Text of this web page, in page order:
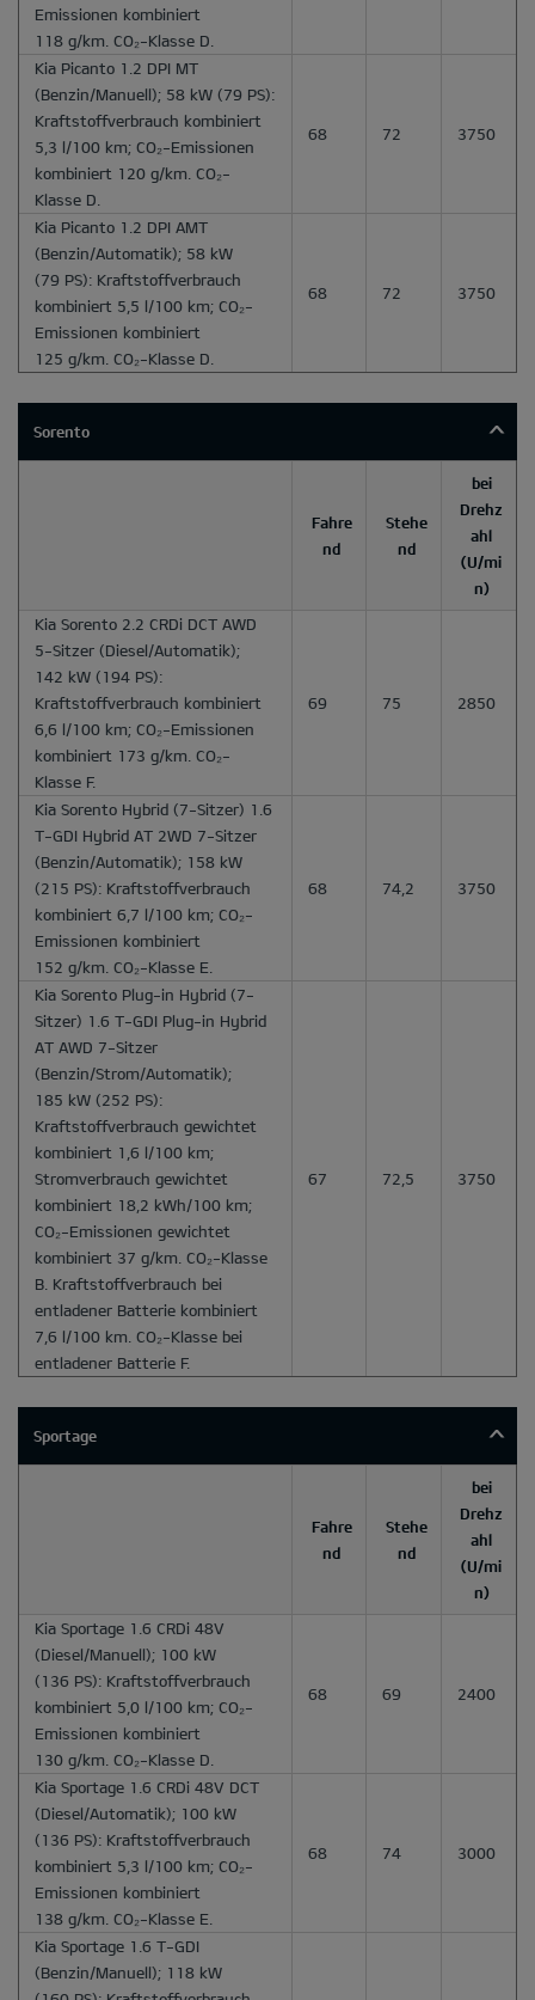
Emissionen kombiniert
118 g/km. CO₂-Klasse D.
Kia Picanto 1.2 DPI MT
(Benzin/Manuell); 58 kW (79 PS):
Kraftstoffverbrauch kombiniert
5,3 l/100 km; CO₂-Emissionen
kombiniert 120 g/km. CO₂-
Klasse D.
68 72 3750
Kia Picanto 1.2 DPI AMT
(Benzin/Automatik); 58 kW
(79 PS): Kraftstoffverbrauch
kombiniert 5,5 l/100 km; CO₂-
Emissionen kombiniert
125 g/km. CO₂-Klasse D.
68 72 3750
Sorento
Fahre
nd
Stehe
nd
bei
Drehz
ahl
(U/mi
n)
Kia Sorento 2.2 CRDi DCT AWD
5-Sitzer (Diesel/Automatik);
142 kW (194 PS):
Kraftstoffverbrauch kombiniert
6,6 l/100 km; CO₂-Emissionen
kombiniert 173 g/km. CO₂-
Klasse F.
69 75 2850
Kia Sorento Hybrid (7-Sitzer) 1.6
T-GDI Hybrid AT 2WD 7-Sitzer
(Benzin/Automatik); 158 kW
(215 PS): Kraftstoffverbrauch
kombiniert 6,7 l/100 km; CO₂-
Emissionen kombiniert
152 g/km. CO₂-Klasse E.
68 74,2 3750
Kia Sorento Plug-in Hybrid (7-
Sitzer) 1.6 T-GDI Plug-in Hybrid
AT AWD 7-Sitzer
(Benzin/Strom/Automatik);
185 kW (252 PS):
Kraftstoffverbrauch gewichtet
kombiniert 1,6 l/100 km;
Stromverbrauch gewichtet
kombiniert 18,2 kWh/100 km;
CO₂-Emissionen gewichtet
kombiniert 37 g/km. CO₂-Klasse
B. Kraftstoffverbrauch bei
entladener Batterie kombiniert
7,6 l/100 km. CO₂-Klasse bei
entladener Batterie F.
67 72,5 3750
Sportage
Fahre
nd
Stehe
nd
bei
Drehz
ahl
(U/mi
n)
Kia Sportage 1.6 CRDi 48V
(Diesel/Manuell); 100 kW
(136 PS): Kraftstoffverbrauch
kombiniert 5,0 l/100 km; CO₂-
Emissionen kombiniert
130 g/km. CO₂-Klasse D.
68 69 2400
Kia Sportage 1.6 CRDi 48V DCT
(Diesel/Automatik); 100 kW
(136 PS): Kraftstoffverbrauch
kombiniert 5,3 l/100 km; CO₂-
Emissionen kombiniert
138 g/km. CO₂-Klasse E.
68 74 3000
Kia Sportage 1.6 T-GDI
(Benzin/Manuell); 118 kW